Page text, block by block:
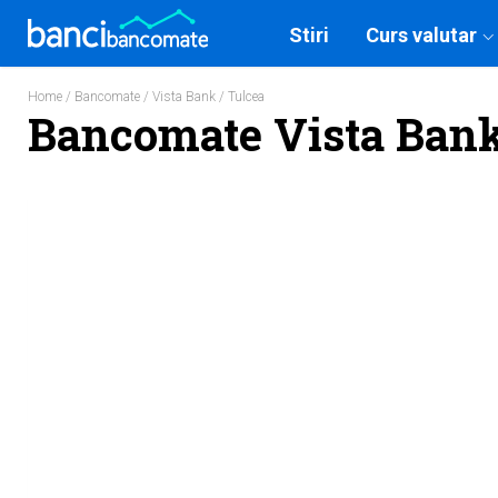
Stiri Curs valutar
Home / Bancomate / Vista Bank / Tulcea
Bancomate Vista